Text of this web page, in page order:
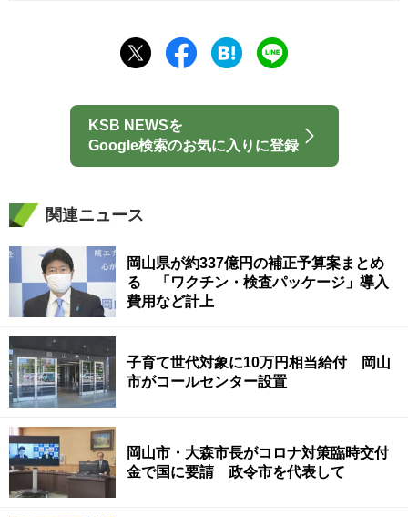
KSB NEWSを
Google検索のお気に入りに登録
関連ニュース
岡山県が約337億円の補正予算案まとめ
る 「ワクチン・検査パッケージ」導入
費用など計上
子育て世代対象に10万円相当給付 岡山
市がコールセンター設置
岡山市・大森市長がコロナ対策臨時交付
金で国に要請 政令市を代表して